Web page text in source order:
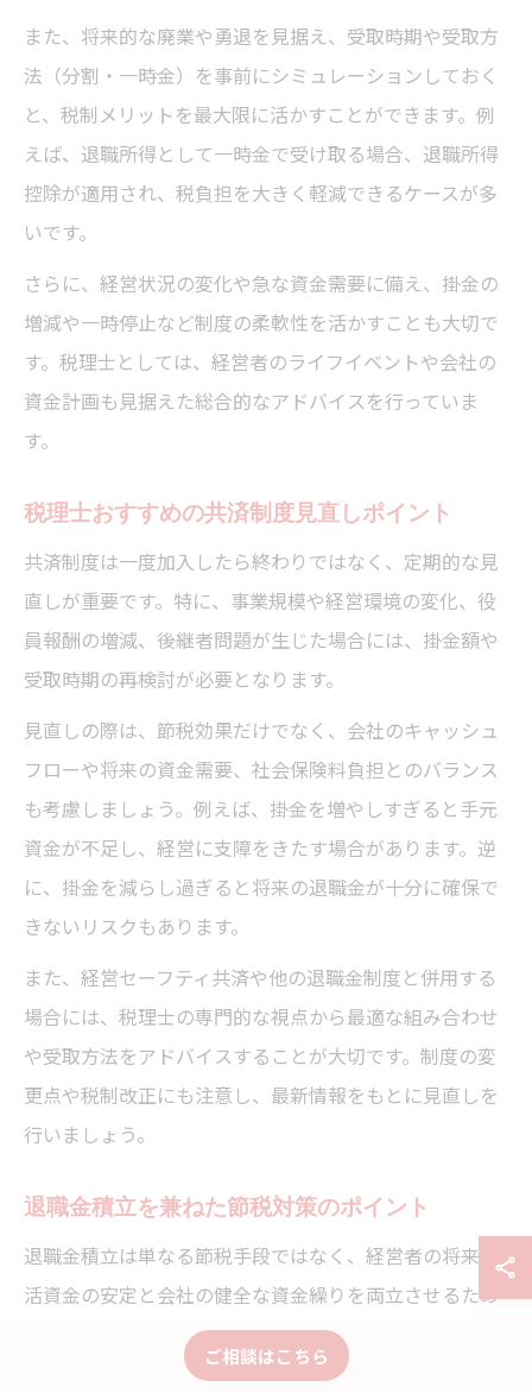
また、将来的な廃業や勇退を見据え、受取時期や受取方
法（分割・一時金）を事前にシミュレーションしておく
と、税制メリットを最大限に活かすことができます。例
えば、退職所得として一時金で受け取る場合、退職所得
控除が適用され、税負担を大きく軽減できるケースが多
いです。
さらに、経営状況の変化や急な資金需要に備え、掛金の
増減や一時停止など制度の柔軟性を活かすことも大切で
す。税理士としては、経営者のライフイベントや会社の
資金計画も見据えた総合的なアドバイスを行っていま
す。
税理士おすすめの共済制度見直しポイント
共済制度は一度加入したら終わりではなく、定期的な見
直しが重要です。特に、事業規模や経営環境の変化、役
員報酬の増減、後継者問題が生じた場合には、掛金額や
受取時期の再検討が必要となります。
見直しの際は、節税効果だけでなく、会社のキャッシュ
フローや将来の資金需要、社会保険料負担とのバランス
も考慮しましょう。例えば、掛金を増やしすぎると手元
資金が不足し、経営に支障をきたす場合があります。逆
に、掛金を減らし過ぎると将来の退職金が十分に確保で
きないリスクもあります。
また、経営セーフティ共済や他の退職金制度と併用する
場合には、税理士の専門的な視点から最適な組み合わせ
や受取方法をアドバイスすることが大切です。制度の変
更点や税制改正にも注意し、最新情報をもとに見直しを
行いましょう。
退職金積立を兼ねた節税対策のポイント
退職金積立は単なる節税手段ではなく、経営者の将来生
活資金の安定と会社の健全な資金繰りを両立させるため
の重要な仕組みです。節税効果だけを追求すると、資金
繰りの悪化や税務調査でのリスクが高まる場合があるた
ご相談はこちら